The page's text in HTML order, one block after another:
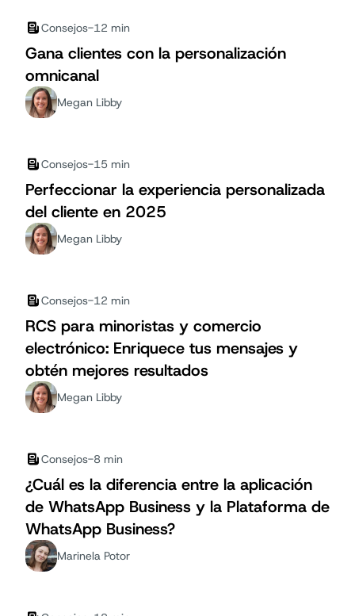
Consejos-12 min
Gana clientes con la personalización
omnicanal
Megan Libby
Consejos-15 min
Perfeccionar la experiencia personalizada
del cliente en 2025
Megan Libby
Consejos-12 min
RCS para minoristas y comercio
electrónico: Enriquece tus mensajes y
obtén mejores resultados
Megan Libby
Consejos-8 min
¿Cuál es la diferencia entre la aplicación
de WhatsApp Business y la Plataforma de
WhatsApp Business?
Marinela Potor